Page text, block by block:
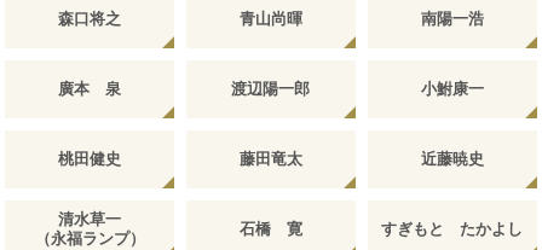
森口将之 青山尚暉 南陽一浩
廣本 泉 渡辺陽一郎 小鮒康一
桃田健史 藤田竜太 近藤暁史
清水草一
（永福ランプ）
石橋 寛 すぎもと たかよし